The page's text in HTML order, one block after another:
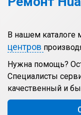
В нашем
центров
Нужна помощь?
Специалисты
качественный и